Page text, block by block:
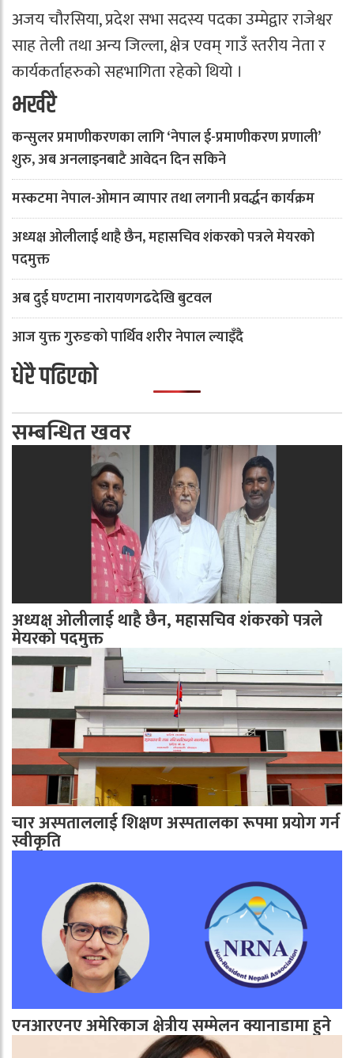
अजय चौरसिया, प्रदेश सभा सदस्य पदका उम्मेद्वार राजेश्वर
साह तेली तथा अन्य जिल्ला, क्षेत्र एवम् गाउँ स्तरीय नेता र
कार्यकर्ताहरुको सहभागिता रहेको थियो ।
भर्खरै
कन्सुलर प्रमाणीकरणका लागि ‘नेपाल ई-प्रमाणीकरण प्रणाली’
शुरु, अब अनलाइनबाटै आवेदन दिन सकिने
मस्कटमा नेपाल-ओमान व्यापार तथा लगानी प्रवर्द्धन कार्यक्रम
अध्यक्ष ओलीलाई थाहै छैन, महासचिव शंकरको पत्रले मेयरको
पदमुक्त
अब दुई घण्टामा नारायणगढदेखि बुटवल
आज युक्त गुरुङको पार्थिव शरीर नेपाल ल्याइँदै
धेरै पढिएको
सम्बन्धित खवर
अध्यक्ष ओलीलाई थाहै छैन, महासचिव शंकरको पत्रले
मेयरको पदमुक्त
चार अस्पताललाई शिक्षण अस्पतालका रूपमा प्रयोग गर्न
स्वीकृति
एनआरएनए अमेरिकाज क्षेत्रीय सम्मेलन क्यानाडामा हुने